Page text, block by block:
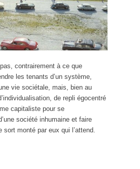
pas, contrairement à ce que
les tenants d’un système,
vie sociétale, mais, bien au
de repli égocentré
capitaliste pour se
société inhumaine et faire
sort monté par eux qui l’attend.